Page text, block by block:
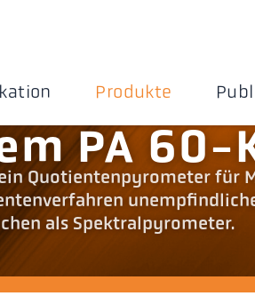
Produkte
PA 60-
ein Quotientenpyrometer für
als Spektralpyrometer.